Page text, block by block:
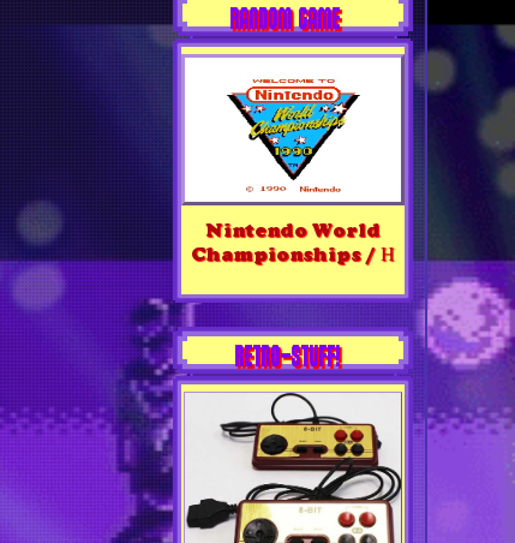
RANDOM GAME
Nintendo World
Championships / Н
RETRO-STUFF!